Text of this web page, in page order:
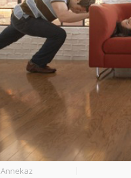
Annekaz